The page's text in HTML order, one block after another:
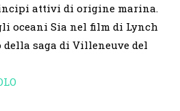
attivi di origine marina.
oceani Sia nel film di Lynch
della saga di Villeneuve del